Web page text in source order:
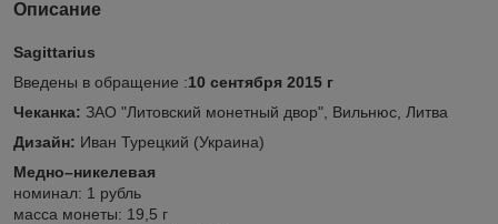
Описание
Sagittarius
Введены в обращение :10 сентября 2015 г
Чеканка: ЗАО "Литовский монетный двор", Вильнюс, Литва
Дизайн: Иван Турецкий (Украина)
Медно–никелевая
номинал: 1 рубль
масса монеты: 19,5 г